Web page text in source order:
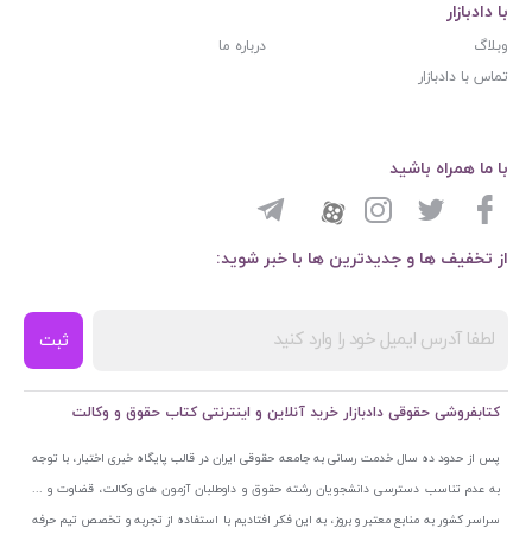
با دادبازار
وبلاگ
درباره ما
تماس با دادبازار
از تخفیف ها و جدیدترین ها با خبر شوید:
ثبت
با ما همراه باشید
کتابفروشی حقوقی دادبازار خرید آنلاین و اینترنتی کتاب حقوق و وکالت
پس از حدود ده سال خدمت رسانی به جامعه حقوقی ایران در قالب پایگاه خبری اختبار، با توجه
به عدم تناسب دسترسی دانشجویان رشته حقوق و داوطلبان آزمون های وکالت، قضاوت و ...
سراسر کشور به منابع معتبر و بروز، به این فکر افتادیم با استفاده از تجربه و تخصص تیم حرفه